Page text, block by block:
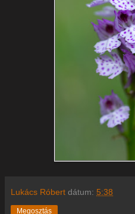
Lukács Róbert dátum: 5:38
Megosztás